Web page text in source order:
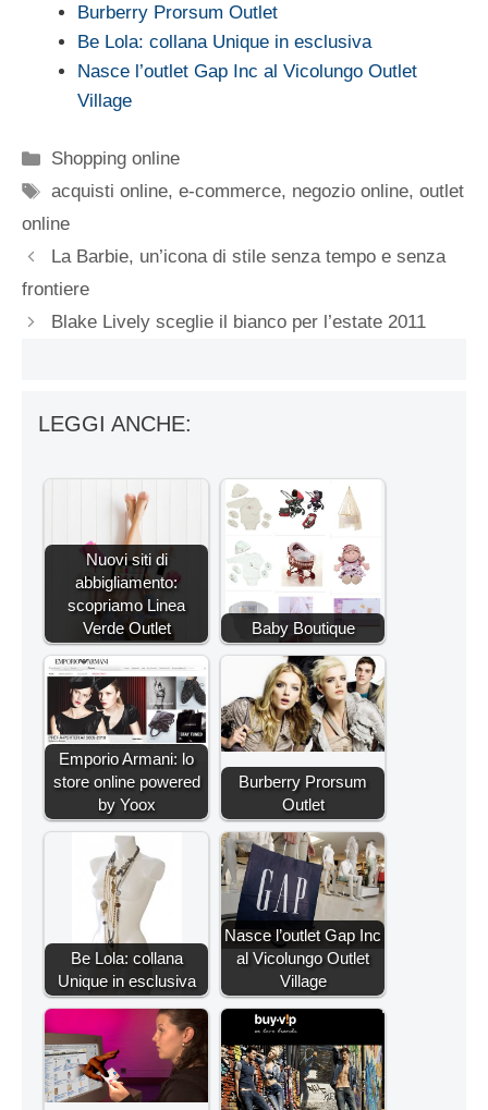
Burberry Prorsum Outlet
Be Lola: collana Unique in esclusiva
Nasce l’outlet Gap Inc al Vicolungo Outlet
Village
Categorie
Shopping online
Tag
acquisti online,e-commerce, negozio online,outlet
online
La Barbie, un’icona di stile senza tempo e senza
frontiere
Blake Lively sceglie il bianco per l’estate 2011
LEGGI ANCHE:
Nuovi siti di
abbigliamento:
scopriamo Linea
Verde Outlet
Baby Boutique
Emporio Armani: lo
store online powered
by Yoox
Burberry Prorsum
Outlet
Be Lola: collana
Unique in esclusiva
Nasce l’outlet Gap Inc
al Vicolungo Outlet
Village